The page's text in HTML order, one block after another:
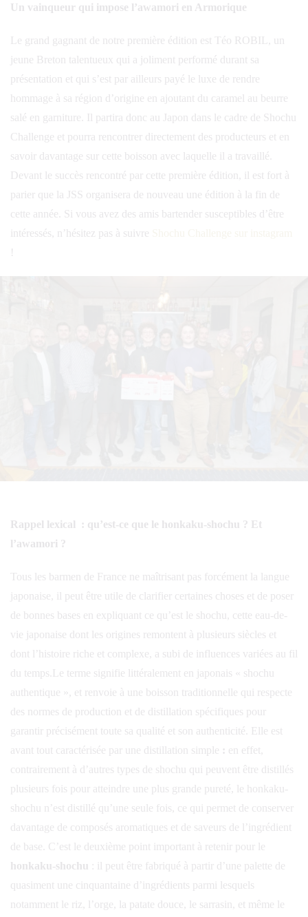
Un vainqueur qui impose l’awamori en Armorique
Le grand gagnant de notre première édition est Téo ROBIL, un
jeune Breton talentueux qui a joliment performé durant sa
présentation et qui s’est par ailleurs payé le luxe de rendre
hommage à sa région d’origine en ajoutant du caramel au beurre
salé en garniture. Il partira donc au Japon dans le cadre de Shochu
Challenge et pourra rencontrer directement des producteurs et en
savoir davantage sur cette boisson avec laquelle il a travaillé.
Devant le succès rencontré par cette première édition, il est fort à
parier que la JSS organisera de nouveau une édition à la fin de
cette année. Si vous avez des amis bartender susceptibles d’être
intéressés, n’hésitez pas à suivre
!
Rappel lexical : qu’est-ce que le honkaku-shochu ? Et
l’awamori ?
Tous les barmen de France ne maîtrisant pas forcément la langue
japonaise, il peut être utile de clarifier certaines choses et de poser
de bonnes bases en expliquant ce qu’est le shochu, cette eau-de-
vie japonaise dont les origines remontent à plusieurs siècles et
dont l’histoire riche et complexe, a subi de influences variées au fil
du temps.Le terme signifie littéralement en japonais « shochu
authentique », et renvoie à une boisson traditionnelle qui respecte
des normes de production et de distillation spécifiques pour
garantir précisément toute sa qualité et son authenticité. Elle est
avant tout caractérisée par une distillation simple : en effet,
contrairement à d’autres types de shochu qui peuvent être distillés
plusieurs fois pour atteindre une plus grande pureté, le honkaku-
shochu n’est distillé qu’une seule fois, ce qui permet de conserver
davantage de composés aromatiques et de saveurs de l’ingrédient
de base. C’est le deuxième point important à retenir pour le
honkaku-shochu : il peut être fabriqué à partir d’une palette de
quasiment une cinquantaine d’ingrédients parmi lesquels
notamment le riz, l’orge, la patate douce, le sarrasin, et même le